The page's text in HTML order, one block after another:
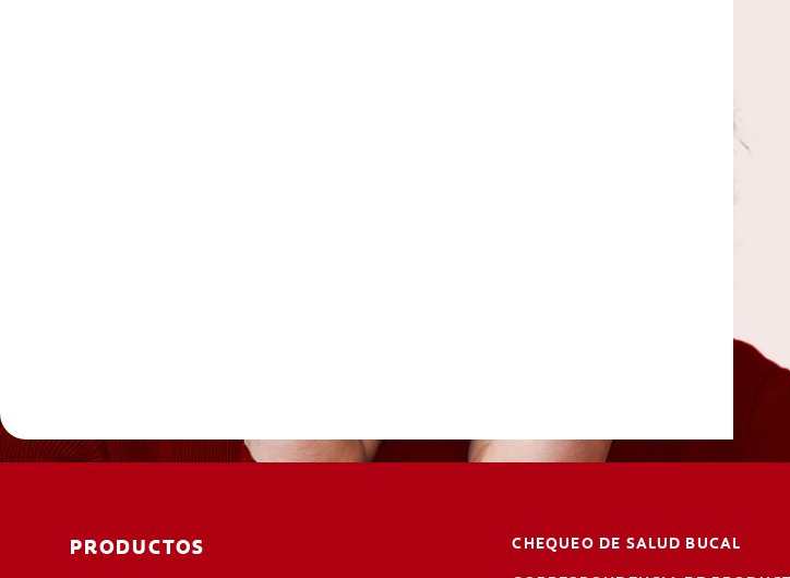
PRODUCTOS
CHEQUEO DE SALUD BUCAL